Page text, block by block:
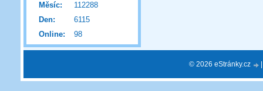
Online: 98
Měsíc:
112288
Den:
6115
© 2026 eStránky.cz